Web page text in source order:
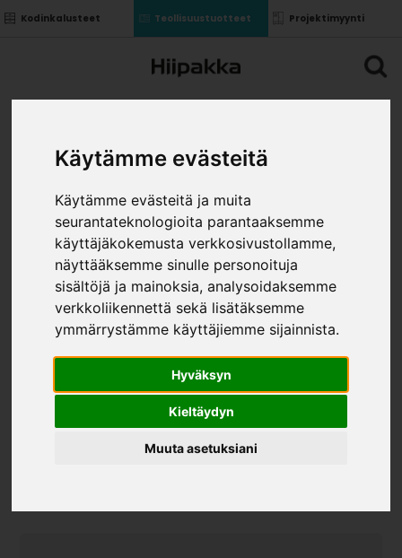
Käytämme evästeitä
Käytämme evästeitä ja muita
seurantateknologioita parantaaksemme
käyttäjäkokemusta verkkosivustollamme,
näyttääksemme sinulle personoituja
sisältöjä ja mainoksia, analysoidaksemme
verkkoliikennettä sekä lisätäksemme
ymmärrystämme käyttäjiemme sijainnista.
Hyväksyn
Kieltäydyn
Muuta asetuksiani
Kodinkalusteet Teollisuustuotteet Projektimyynti